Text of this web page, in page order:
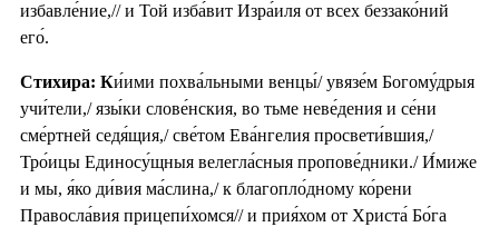
избавле́ние,// и Той изба́вит Изра́иля от всех беззако́ний
его́.
Стихира: Ки́ими похва́льными венцы́/ увязе́м Богому́дрыя
учи́тели,/ язы́ки слове́нския, во тьме неве́дения и се́ни
сме́ртней седя́щия,/ све́том Ева́нгелия просвети́вшия,/
Тро́ицы Единосу́щныя велегла́сныя пропове́дники./ И́миже
и мы, я́ко ди́вия ма́слина,/ к благопло́дному ко́рени
Правосла́вия прицепи́хомся// и прия́хом от Христа́ Бо́га